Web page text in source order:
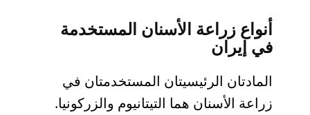
أنواع زراعة الأسنان المستخدمة
في إيران
المادتان الرئيسيتان المستخدمتان في
زراعة الأسنان هما التيتانيوم والزركونيا.